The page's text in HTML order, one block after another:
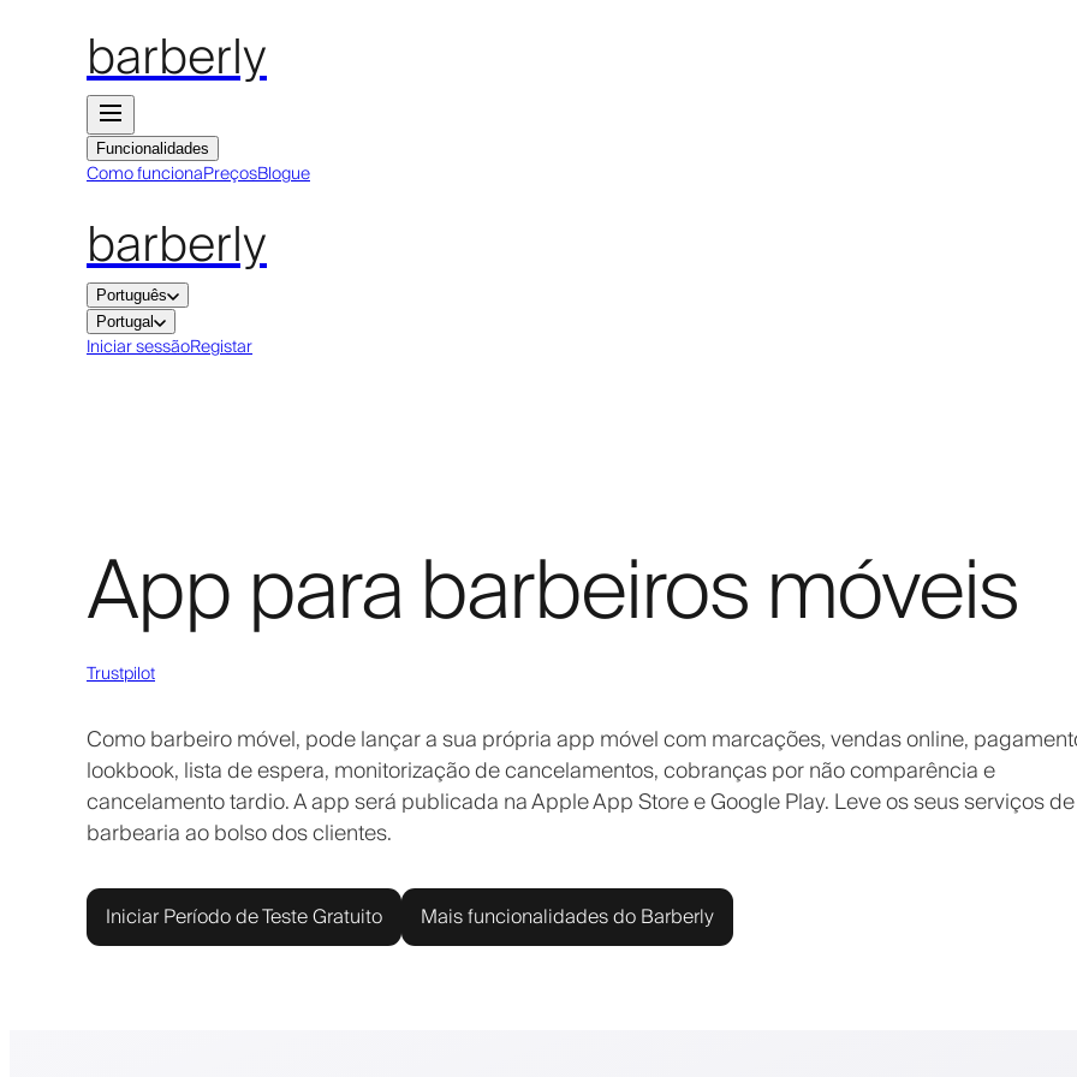
barberly
Funcionalidades
Como funcionaPreçosBlogue
barberly
Português
Portugal
Iniciar sessãoRegistar
App para barbeiros móveis
Trustpilot
Como barbeiro móvel, pode lançar a sua própria app móvel com marcações, vendas online,
lookbook, lista de espera, monitorização de cancelamentos, cobranças por não comparência e
cancelamento tardio. A app será publicada na Apple App Store e Google Play. Leve os seus serviços de
barbearia ao bolso dos clientes.
Iniciar Período de Teste Gratuito Mais funcionalidades do Barberly